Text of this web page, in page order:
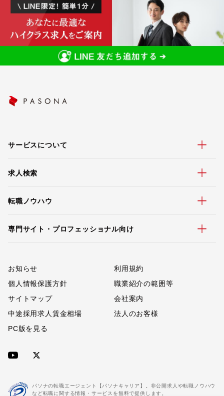
サービスについて
求人検索
転職ノウハウ
専門サイト・プロフェッショナル向け
お知らせ
利用規約
個人情報保護方針
職業紹介の範囲等
サイトマップ
会社案内
中途採用求人賃金相場
法人のお客様
PC版を見る
パソナの転職エージェント【パソナキャリア】。非公開求人や転職ノウハウ
など転職に関する情報・サービスを無料で提供します。